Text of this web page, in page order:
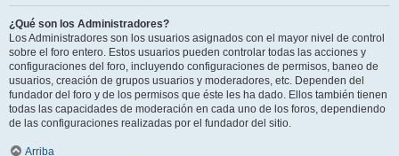
¿Qué son los Administradores?
Los Administradores son los usuarios asignados con el mayor nivel de control
sobre el foro entero. Estos usuarios pueden controlar todas las acciones y
configuraciones del foro, incluyendo configuraciones de permisos, baneo de
usuarios, creación de grupos usuarios y moderadores, etc. Dependen del
fundador del foro y de los permisos que éste les ha dado. Ellos también tienen
todas las capacidades de moderación en cada uno de los foros, dependiendo
de las configuraciones realizadas por el fundador del sitio.
Arriba